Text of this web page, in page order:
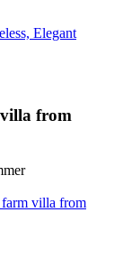
Elegant
from
farm villa from